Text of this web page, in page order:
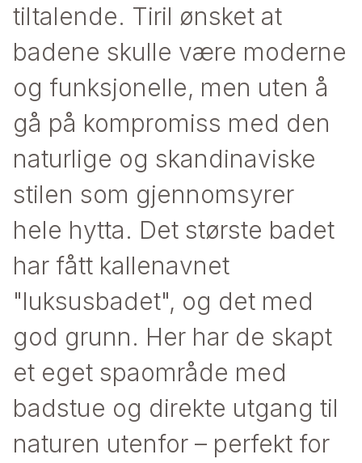
tiltalende. Tiril ønsket at
badene skulle være moderne
og funksjonelle, men uten å
gå på kompromiss med den
naturlige og skandinaviske
stilen som gjennomsyrer
hele hytta. Det største badet
har fått kallenavnet
"luksusbadet", og det med
god grunn. Her har de skapt
et eget spaområde med
badstue og direkte utgang til
naturen utenfor – perfekt for